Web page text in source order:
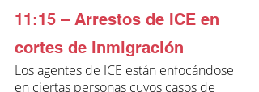
11:15 – Arrestos de ICE en
cortes de inmigración
Los agentes de ICE están enfocándose
en ciertas personas cuyos casos de